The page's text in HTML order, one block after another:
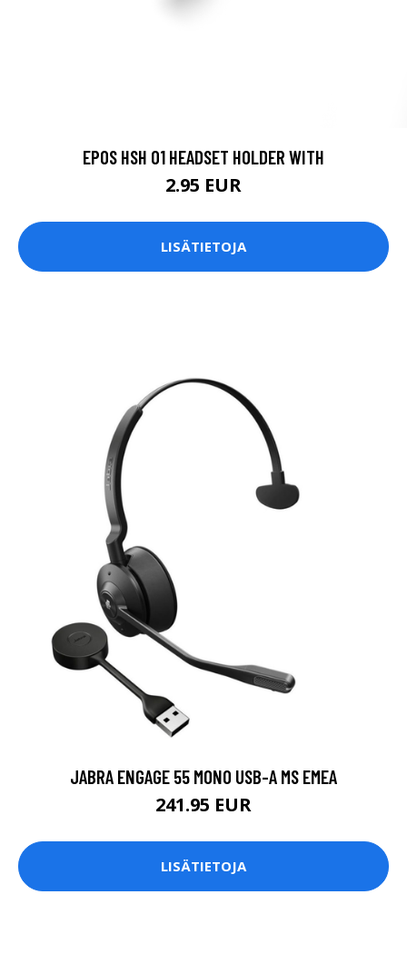
EPOS HSH 01 HEADSET HOLDER WITH
2.95 EUR
LISÄTIETOJA
JABRA ENGAGE 55 MONO USB-A MS EMEA
241.95 EUR
LISÄTIETOJA